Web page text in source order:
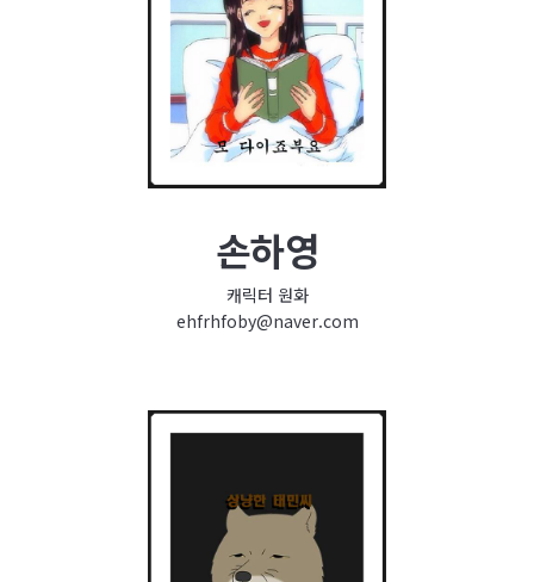
손하영
캐릭터 원화
ehfrhfoby@naver.com